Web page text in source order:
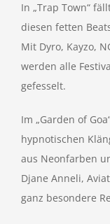
In „Trap Town“
diesen fetten
Mit Dyro, Kayzo,
werden alle
gefesselt.
Im „Garden of
hypnotischen
aus Neonfarben
Djane Anneli,
ganz besondere